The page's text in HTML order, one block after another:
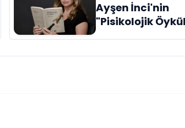
Ayşen İnci'nin
"Pisikolojik
adlı yeni kitabı